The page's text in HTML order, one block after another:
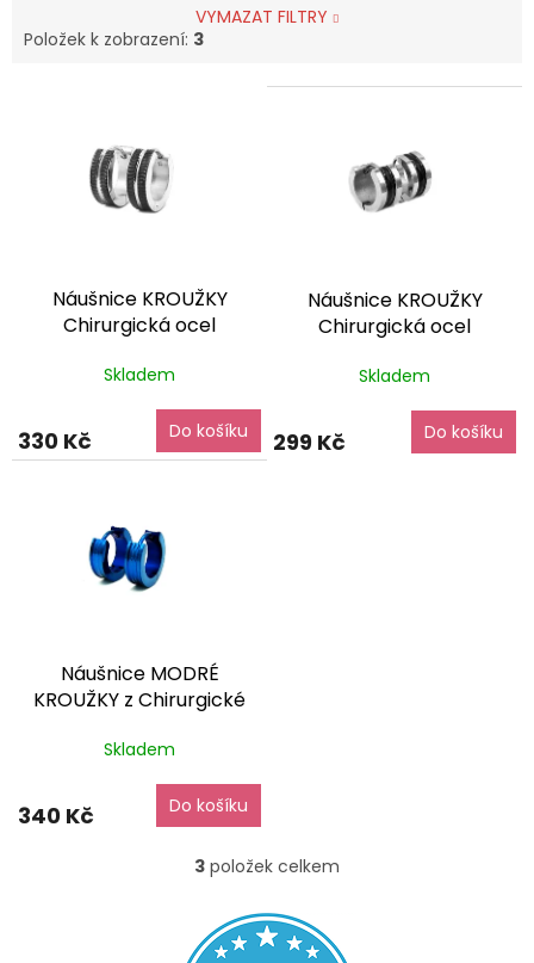
VYMAZAT FILTRY
Položek k zobrazení: 3
Náušnice KROUŽKY
Chirurgická ocel
zdarma
Skladem
330 Kč Do košíku
Náušnice KROUŽKY
Chirurgická ocel
zdarma
Skladem
299 Kč Do košíku
Náušnice MODRÉ
KROUŽKY z Chirurgické
balení zdarma
Skladem
340 Kč Do košíku
O
l
á
3 položek celkem